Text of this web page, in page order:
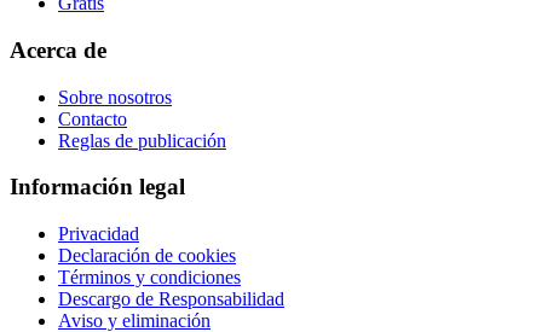
Acerca de
Sobre nosotros
Contacto
Reglas de publicación
Información legal
Privacidad
Declaración de cookies
Términos y condiciones
Descargo de Responsabilidad
Aviso y eliminación